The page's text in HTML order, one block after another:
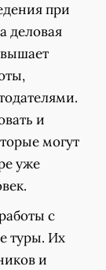
при
деловая
и
могут
уже
с
туры. Их
и